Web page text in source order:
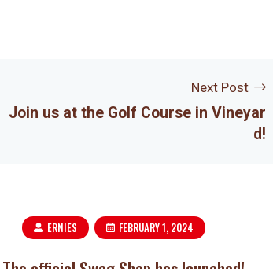
Next Post
Join us at the Golf Course in Vineyar
d!
ERNIES FEBRUARY 1, 2024